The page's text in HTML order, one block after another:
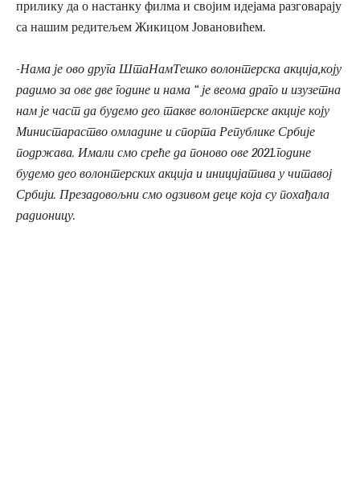
прилику да о настанку филма и својим идејама разговарају
са нашим редитељем Жикицом Јовановићем.
-Нама је ово друга ШтаНамТешко волонтерска акција,коју
радимо за ове две године и нама “ је веома драго и изузетна
нам је част да будемо део такве волонтерске акције коју
Министараство омладине и спорта Републике Србије
подржава. Имали смо среће да поново ове 2021.године
будемо део волонтерских акција и иницијатива у читавој
Србији. Презадовољни смо одзивом деце која су похађала
радионицу.